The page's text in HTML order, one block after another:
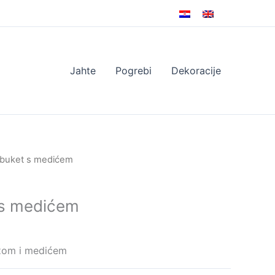
Jahte Pogrebi Dekoracije
s medićem
medićem
i medićem